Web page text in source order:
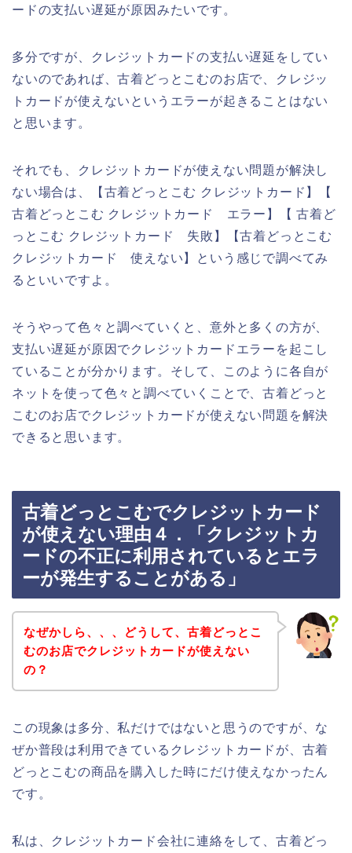
ードの支払い遅延が原因みたいです。
多分ですが、クレジットカードの支払い遅延をしてい
ないのであれば、古着どっとこむのお店で、クレジッ
トカードが使えないというエラーが起きることはない
と思います。
それでも、クレジットカードが使えない問題が解決し
ない場合は、【古着どっとこむ クレジットカード】【
古着どっとこむ クレジットカード エラー】【 古着ど
っとこむ クレジットカード 失敗】【古着どっとこむ
クレジットカード 使えない】という感じで調べてみ
るといいですよ。
そうやって色々と調べていくと、意外と多くの方が、
支払い遅延が原因でクレジットカードエラーを起こし
ていることが分かります。そして、このように各自が
ネットを使って色々と調べていくことで、古着どっと
こむのお店でクレジットカードが使えない問題を解決
できると思います。
古着どっとこむでクレジットカード
が使えない理由４．「クレジットカ
ードの不正に利用されているとエラ
ーが発生することがある」
なぜかしら、、、どうして、古着どっとこ
むのお店でクレジットカードが使えない
の？
この現象は多分、私だけではないと思うのですが、な
ぜか普段は利用できているクレジットカードが、古着
どっとこむの商品を購入した時にだけ使えなかったん
です。
私は、クレジットカード会社に連絡をして、古着どっ